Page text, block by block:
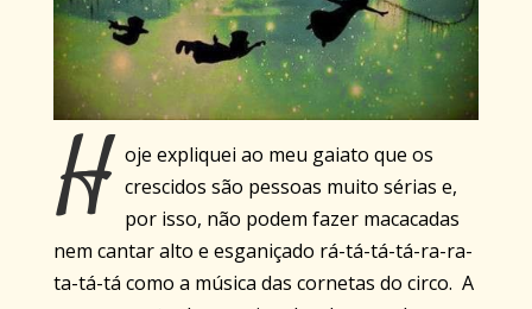
H oje expliquei ao meu gaiato que os
crescidos são pessoas muito sérias e,
por isso, não podem fazer macacadas
nem cantar alto e esganiçado rá-tá-tá-tá-ra-ra-
ta-tá-tá como a música das cornetas do circo. A